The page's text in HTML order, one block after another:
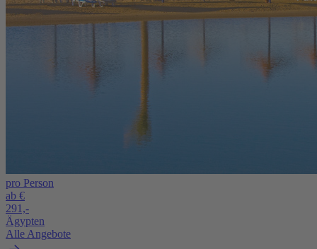
pro Person
ab €
291,-
Ägypten
Alle Angebote